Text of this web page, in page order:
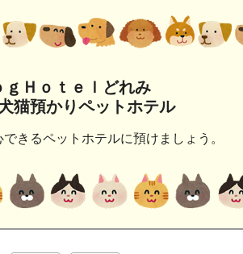
ｇＨｏｔｅｌどれみ
猫預かりペットホテル
きるペットホテルに預けましょう。